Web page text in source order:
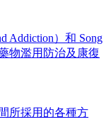
Addiction）和 Song
物濫用防治及康復
所採用的各種方